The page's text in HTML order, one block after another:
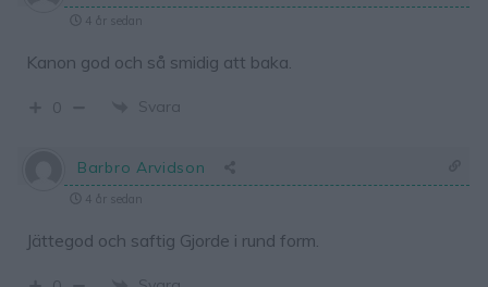
4 år sedan
Kanon god och så smidig att baka.
0 Svara
Barbro Arvidson
4 år sedan
Jättegod och saftig Gjorde i rund form.